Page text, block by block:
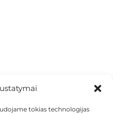
tokias technologijas